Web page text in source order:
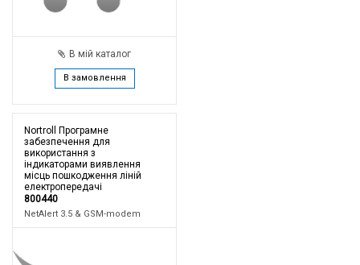
В мій каталог
В замовлення
Nortroll Програмне
забезпечення для
використання з
індикаторами виявлення
місць пошкодження ліній
електропередачі
800440
NetAlert 3.5 & GSM-modem